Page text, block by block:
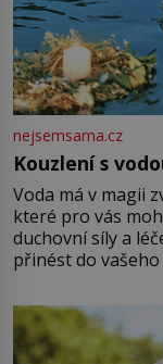
nejsemsama.cz
Kouzlení s
Voda má v magii
které pro vás
duchovní síly a
přinést do
můžete obohatit
větší harmonii a